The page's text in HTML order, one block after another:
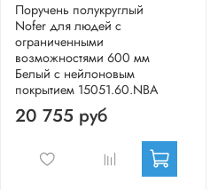
Поручень полукруглый
Nofer для людей с
ограниченными
возможностями 600 мм
Белый с нейлоновым
покрытием 15051.60.NBA
20 755 руб